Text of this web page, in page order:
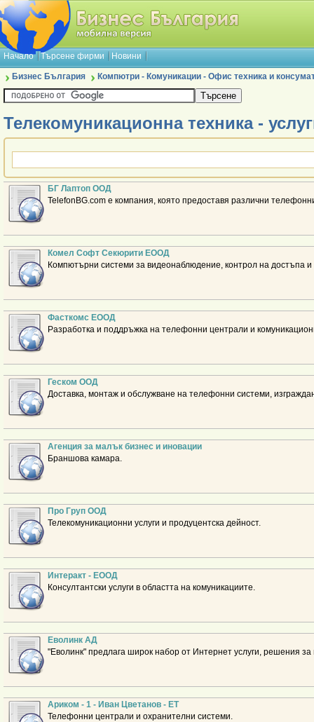
Начало Търсене фирми Новини
Бизнес България Компютри - Комуникации - Офис техника и
Телекомуникационна техника -
БГ Лаптоп ООД
TelefonBG.com е компания, която предоставя различни
Комел Софт Секюрити ЕООД
Компютърни системи за видеонаблюдение, контрол на достъпа
Фасткомс ЕООД
Разработка и поддръжка на телефонни централи и
Геском ООД
Доставка, монтаж и обслужване на телефонни системи,
Агенция за малък бизнес и иновации
Браншова камара.
Про Груп ООД
Телекомуникационни услуги и продуцентска дейност.
Интеракт - ЕООД
Консултантски услуги в областта на комуникациите.
Еволинк АД
"Еволинк" предлага широк набор от Интернет услуги, решения за
Ариком - 1 - Иван Цветанов - ЕТ
Телефонни централи и охранителни системи.